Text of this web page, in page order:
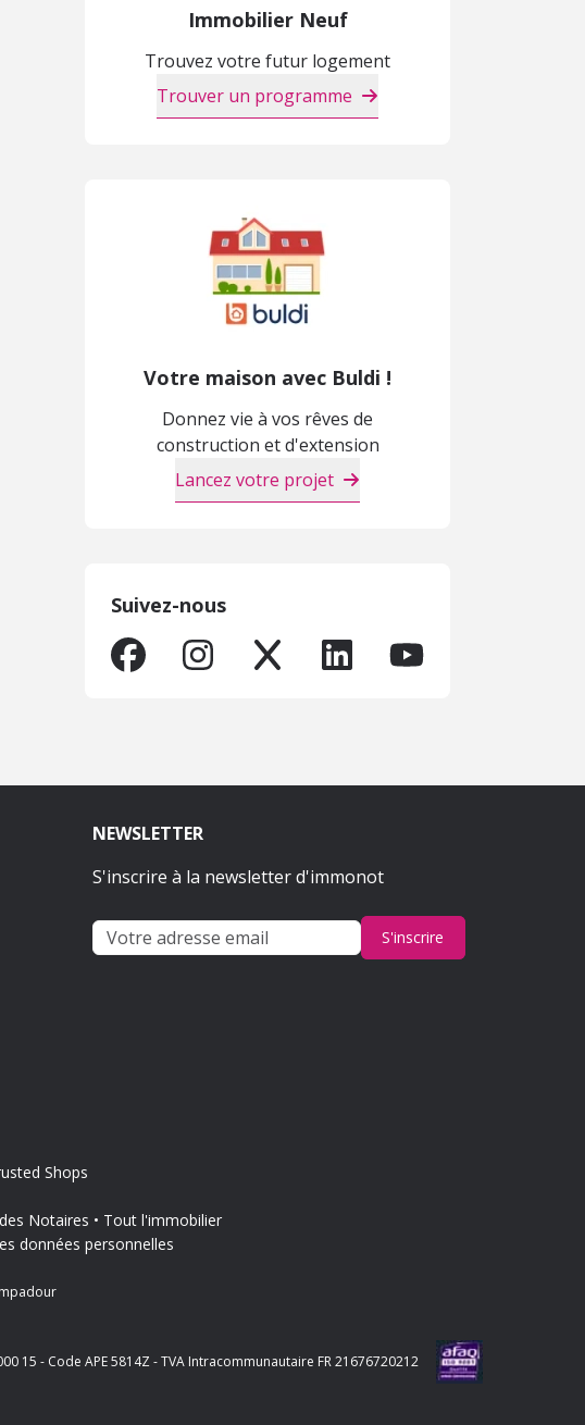
Immobilier Neuf
Trouvez votre futur logement
Trouver un programme
Votre maison avec Buldi !
Donnez vie à vos rêves de
construction et d'extension
Lancez votre projet
Suivez-nous
NEWSLETTER
S'inscrire à la newsletter d'immonot
S'inscrire
Shops
Notaires
Tout l'immobilier
données personnelles
15 - Code APE 5814Z - TVA Intracommunautaire FR 21676720212